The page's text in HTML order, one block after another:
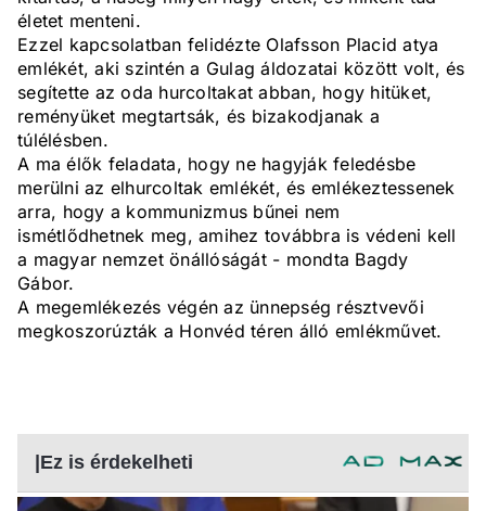
életet menteni.
Ezzel kapcsolatban felidézte Olafsson Placid atya
emlékét, aki szintén a Gulag áldozatai között volt, és
segítette az oda hurcoltakat abban, hogy hitüket,
reményüket megtartsák, és bizakodjanak a
túlélésben.
A ma élők feladata, hogy ne hagyják feledésbe
merülni az elhurcoltak emlékét, és emlékeztessenek
arra, hogy a kommunizmus bűnei nem
ismétlődhetnek meg, amihez továbbra is védeni kell
a magyar nemzet önállóságát - mondta Bagdy
Gábor.
A megemlékezés végén az ünnepség résztvevői
megkoszorúzták a Honvéd téren álló emlékművet.